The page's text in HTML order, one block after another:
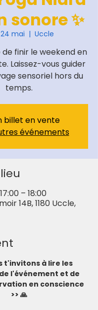
sonore ✨
mai
  |
Uccle
finir le weekend en
Laissez-vous guider
sensoriel hors du
temps.
billet en vente
événements
– 18:00
14B, 1180 Uccle,
t'invitons à lire les
l'événement et de
en conscience
>> 🙏